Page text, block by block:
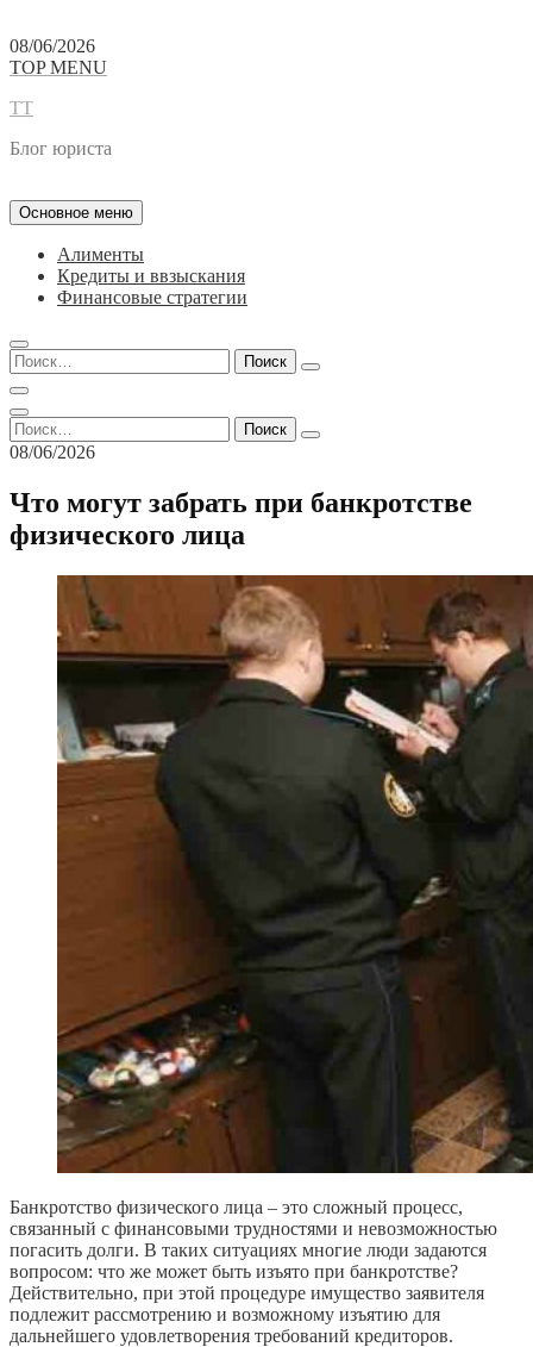
Перейти
к
08/06/2026
TOP MENU
TT
Блог юриста
Основное меню
Алименты
Кредиты и ввзыскания
Финансовые стратегии
Найти:
Найти:
08/06/2026
Что могут забрать при банкротстве
физического лица
Банкротство физического лица – это сложный процесс,
связанный с финансовыми трудностями и невозможностью
погасить долги. В таких ситуациях многие люди задаются
вопросом: что же может быть изъято при банкротстве?
Действительно, при этой процедуре имущество заявителя
подлежит рассмотрению и возможному изъятию для
дальнейшего удовлетворения требований кредиторов.